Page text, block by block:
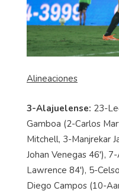
Alineaciones
3-Alajuelense: 23-
Gamboa (2-Carlos
Mitchell, 3-Manjrekar
Johan Venegas 46'),
Lawrence 84'), 5-
Diego Campos (10-